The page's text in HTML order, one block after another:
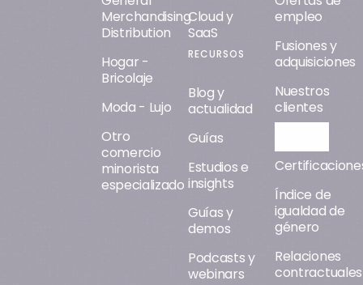
Merchandising
Distribution
Hogar -
Bricolaje
Moda - Lujo
Otro
comercio
minorista
especializado
Cloud y
SaaS
RECURSOS
Blog y
actualidad
Guías
Estudios e
insights
Guías y
demos
Podcasts y
webinars
empleo
Fusiones y
adquisiciones
Nuestros
clientes
Índice de
igualdad de
género
Relaciones
contractuales